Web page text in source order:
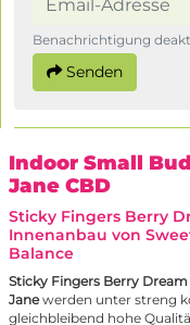
Benachrichtigung
Senden
Indoor Small
Jane CBD
Sticky Fingers Berry
Innenanbau von
Balance
Sticky Fingers Berry
Janewerden unter streng
gleichbleibend hohe